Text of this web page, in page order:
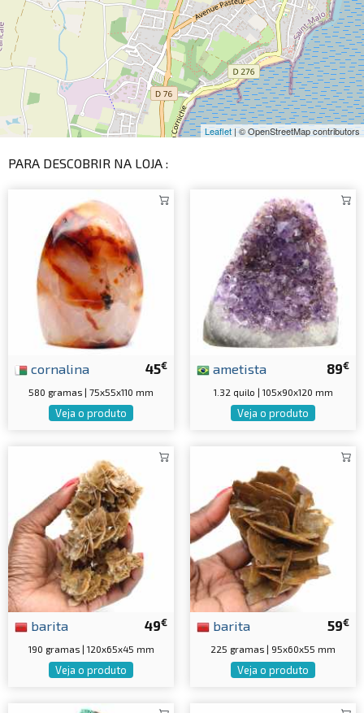
Leaflet| © OpenStreetMap contributors
PARA DESCOBRIR NA LOJA :
45€
cornalina
580 gramas | 75x55x110 mm
Veja o produto
89€
ametista
1.32 quilo | 105x90x120 mm
Veja o produto
49€
barita
190 gramas | 120x65x45 mm
Veja o produto
59€
barita
225 gramas | 95x60x55 mm
Veja o produto